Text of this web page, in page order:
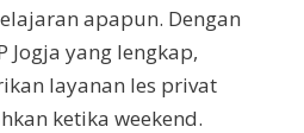
apapun. Dengan
Jogja yang lengkap,
layanan les privat
ketika weekend.